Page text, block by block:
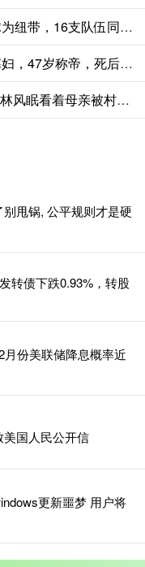
最低配资APP下载 冠军揭晓！以篮球为纽带，16支队伍同台竞技
尚红网APP下载 这个乞丐娶了四个寡妇，47岁称帝，死后把江山送给外人
宝融配资APP下载 🌬1907年，7岁的林风眠看着母亲被村民们五花大绑，即将带去“沉猪
甩锅, 公平规则才是硬
转债下跌0.93%，转股
份美联储降息概率近
国人民公开信
更新噩梦 用户将